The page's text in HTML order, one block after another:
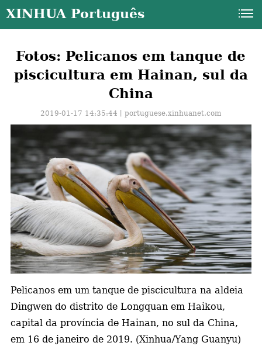
XINHUA Português
Fotos: Pelicanos em tanque de
piscicultura em Hainan, sul da
China
2019-01-17 14:35:44丨portuguese.xinhuanet.com
Pelicanos em um tanque de piscicultura na aldeia
Dingwen do distrito de Longquan em Haikou,
capital da província de Hainan, no sul da China,
em 16 de janeiro de 2019. (Xinhua/Yang Guanyu)